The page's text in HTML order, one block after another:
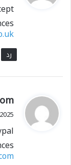
ل
رد
ي
ق
ل
29/12/